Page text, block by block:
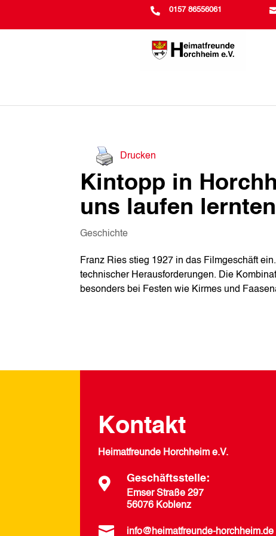
 0157 86556061
Drucken
Kintopp in
uns laufen lernten
Geschichte
Franz Ries stieg 1927 in das Filmgeschäft
technischer Herausforderungen. Die
besonders bei Festen wie Kirmes und
Kontakt
Heimatfreunde Horchheim e.V.
 Geschäftsstelle:
Emser Straße 297
56076 Koblenz
 info@heimatfreunde-horchheim.de